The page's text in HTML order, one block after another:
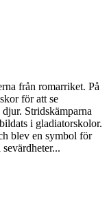
från romarriket. På
för att se
Stridskämparna
i gladiatorskolor.
blev en symbol för